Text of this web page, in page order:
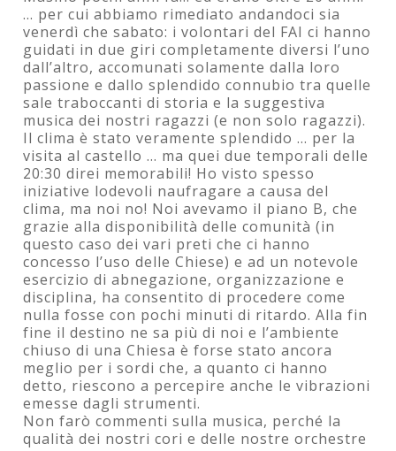
... per cui abbiamo rimediato andandoci sia
venerdì che sabato: i volontari del FAI ci hanno
guidati in due giri completamente diversi l’uno
dall’altro, accomunati solamente dalla loro
passione e dallo splendido connubio tra quelle
sale traboccanti di storia e la suggestiva
musica dei nostri ragazzi (e non solo ragazzi).
Il clima è stato veramente splendido ... per la
visita al castello ... ma quei due temporali delle
20:30 direi memorabili! Ho visto spesso
iniziative lodevoli naufragare a causa del
clima, ma noi no! Noi avevamo il piano B, che
grazie alla disponibilità delle comunità (in
questo caso dei vari preti che ci hanno
concesso l’uso delle Chiese) e ad un notevole
esercizio di abnegazione, organizzazione e
disciplina, ha consentito di procedere come
nulla fosse con pochi minuti di ritardo. Alla fin
fine il destino ne sa più di noi e l’ambiente
chiuso di una Chiesa è forse stato ancora
meglio per i sordi che, a quanto ci hanno
detto, riescono a percepire anche le vibrazioni
emesse dagli strumenti.
Non farò commenti sulla musica, perché la
qualità dei nostri cori e delle nostre orchestre